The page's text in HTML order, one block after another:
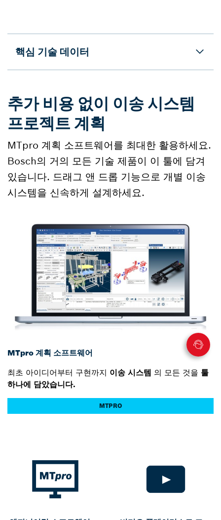
핵심 기술 데이터
추가 비용 없이 이송 시스템
프로젝트 계획
MTpro 계획 소프트웨어를 최대한 활용하세요.
Bosch의 거의 모든 기술 제품이 이 툴에 담겨
있습니다. 드래그 앤 드롭 기능으로 개별 이송
시스템을 신속하게 설계하세요.
MTpro 계획 소프트웨어
최초 아이디어부터 구현까지 이송 시스템 의 모든 것을 툴
하나에 담았습니다.
MTPRO